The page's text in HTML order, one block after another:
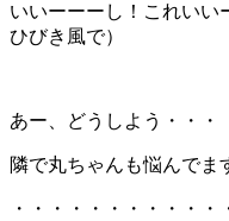
いいーーーし！これいい
ひびき風で）
あー、どうしよう・・・
隣で丸ちゃんも悩んでま
・・・・・・・・・・・